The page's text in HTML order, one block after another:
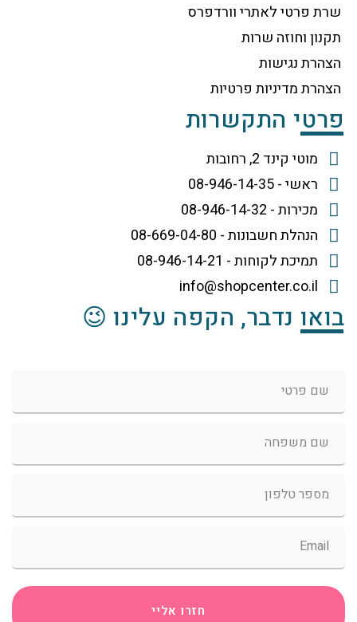
שרת פרטי לאתרי וורדפרס
תקנון וחוזה שרות
הצהרת נגישות
הצהרת מדיניות פרטיות
פרטי התקשרות
מוטי קינד 2, רחובות
ראשי - 08-946-14-35
מכירות - 08-946-14-32
הנהלת חשבונות - 08-669-04-80
תמיכת לקוחות - 08-946-14-21
info@shopcenter.co.il
בואו נדבר, הקפה עלינו 😉
חזרו אליי